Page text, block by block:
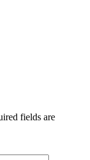
fields are